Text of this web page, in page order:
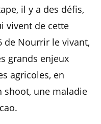
il y a des défis,
vivent de cette
de Nourrir le vivant,
grands enjeux
agricoles, en
shoot, une maladie